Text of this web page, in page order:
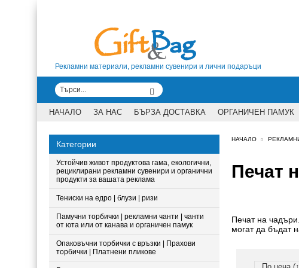
Рекламни материали, рекламни сувенири и лични подаръци
НАЧАЛО ЗА НАС БЪРЗА ДОСТАВКА ОРГАНИЧЕН ПАМУК
Категории
Устойчив живот продуктова гама, екологични,
рециклирани рекламни сувенири и органични
продукти за вашата реклама
Тениски на едро | блузи | ризи
Памучни торбички | рекламни чанти | чанти
от юта или от канава и органичен памук
Опаковъчни торбички с връзки | Прахови
торбички | Платнени пликове
НАЧАЛО
Печат
Печат на
могат да бъдат